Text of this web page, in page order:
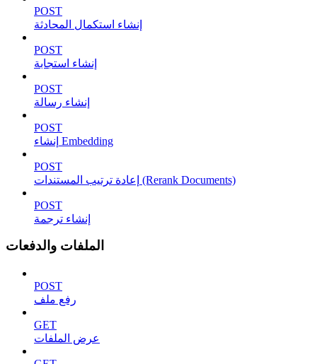
POST
إنشاء استكمال المحادثة
POST
إنشاء استجابة
POST
إنشاء رسالة
POST
إنشاء Embedding
POST
إعادة ترتيب المستندات (Rerank Documents)
POST
إنشاء ترجمة
الملفات والدفعات
POST
رفع ملف
GET
عرض الملفات